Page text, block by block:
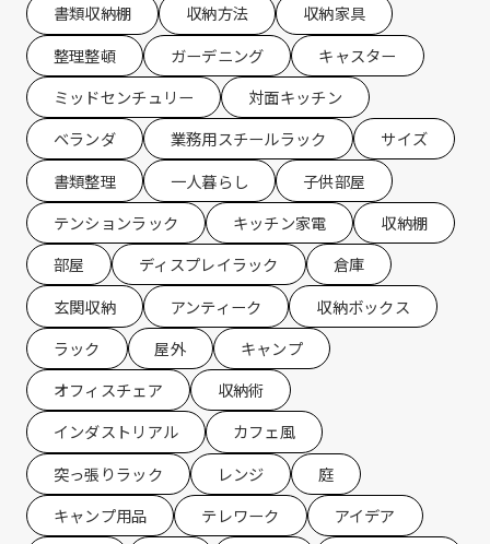
書類収納棚
収納方法
収納家具
整理整頓
ガーデニング
キャスター
ミッドセンチュリー
対面キッチン
ベランダ
業務用スチールラック
サイズ
書類整理
一人暮らし
子供部屋
テンションラック
キッチン家電
収納棚
部屋
ディスプレイラック
倉庫
玄関収納
アンティーク
収納ボックス
ラック
屋外
キャンプ
オフィスチェア
収納術
インダストリアル
カフェ風
突っ張りラック
レンジ
庭
キャンプ用品
テレワーク
アイデア